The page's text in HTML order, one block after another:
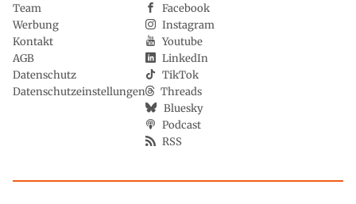
Team
Werbung
Kontakt
AGB
Datenschutz
Datenschutzeinstellungen
Facebook
Instagram
Youtube
LinkedIn
TikTok
Threads
Bluesky
Podcast
RSS